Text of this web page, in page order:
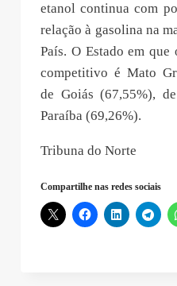
etanol continua com
relação à gasolina na
País. O Estado em
competitivo é Mato
de Goiás (67,55%),
Paraíba (69,26%).
Tribuna do Norte
Compartilhe nas redes sociais